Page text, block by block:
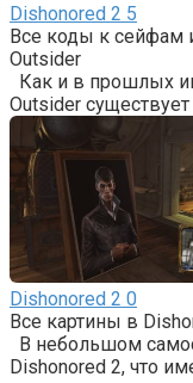
Dishonored 2 5
Все коды к сейфам
Outsider
Как и в прошлых
Outsider существует
Dishonored 2 0
Все картины в
В небольшом
Dishonored 2, что